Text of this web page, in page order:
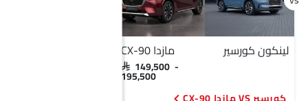
لينكون كورسير مازدا CX-90
SAR 149,500 -
195,500